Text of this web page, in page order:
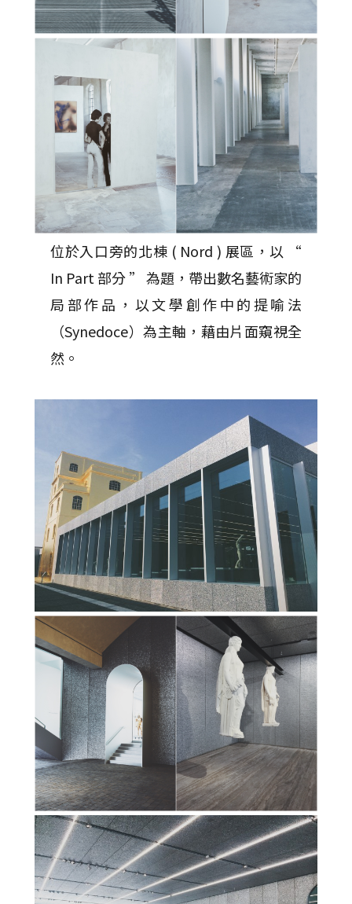
位於入口旁的北棟 ( Nord ) 展區，以 “
In Part 部分 ” 為題，帶出數名藝術家的
局部作品，以文學創作中的提喻法
（Synedoce）為主軸，藉由片面窺視全
然。